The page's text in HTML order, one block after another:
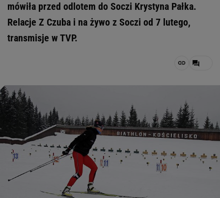
mówiła przed odlotem do Soczi Krystyna Pałka.
Relacje Z Czuba i na żywo z Soczi od 7 lutego,
transmisje w TVP.